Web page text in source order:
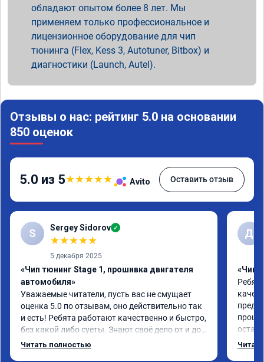
обладают опытом более 8 лет. Мы
применяем только профессиональное и
лицензионное оборудование для чип
тюнинга (Flex, Kess 3, Autotuner, Bitbox) и
диагностики (Launch, Autel).
Отзывы о нас: рейтинг 5.0 на основании
850 оценок
5.0 из 5★★★★★ Avito Оставить отзыв
S Sergey Sidorov ✓
★★★★★
5 декабря 2025
«Чип тюнинг Stage 1, прошивка двигателя
автомобиля»
Уважаемые читатели, пусть вас не смущает
оценка 5.0 по отзывам, оно действительно так
и есть! Ребята работают качественно и быстро,
без какой либо суеты. Знают своё дело от и до!
Мне чипанули Mitsubishi Pajero 2018 года,
Читать полностью
Д
«Чип